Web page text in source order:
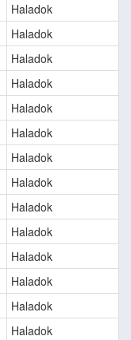
Haladok
Haladok
Haladok
Haladok
Haladok
Haladok
Haladok
Haladok
Haladok
Haladok
Haladok
Haladok
Haladok
Haladok